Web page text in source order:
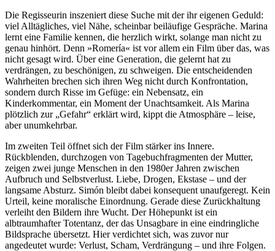
Die Regisseurin inszeniert diese Suche mit der ihr eigenen Geduld:
viel Alltägliches, viel Nähe, scheinbar beiläufige Gespräche. Marina
lernt eine Familie kennen, die herzlich wirkt, solange man nicht zu
genau hinhört. Denn »Romería« ist vor allem ein Film über das, was
nicht gesagt wird. Über eine Generation, die gelernt hat zu
verdrängen, zu beschönigen, zu schweigen. Die entscheidenden
Wahrheiten brechen sich ihren Weg nicht durch Konfrontation,
sondern durch Risse im Gefüge: ein Nebensatz, ein
Kinderkommentar, ein Moment der Unachtsamkeit. Als Marina
plötzlich zur „Gefahr“ erklärt wird, kippt die Atmosphäre – leise,
aber unumkehrbar.
Im zweiten Teil öffnet sich der Film stärker ins Innere.
Rückblenden, durchzogen von Tagebuchfragmenten der Mutter,
zeigen zwei junge Menschen in den 1980er Jahren zwischen
Aufbruch und Selbstverlust. Liebe, Drogen, Ekstase – und der
langsame Absturz. Simón bleibt dabei konsequent unaufgeregt. Kein
Urteil, keine moralische Einordnung. Gerade diese Zurückhaltung
verleiht den Bildern ihre Wucht. Der Höhepunkt ist ein
albtraumhafter Totentanz, der das Unsagbare in eine eindringliche
Bildsprache übersetzt. Hier verdichtet sich, was zuvor nur
angedeutet wurde: Verlust, Scham, Verdrängung – und ihre Folgen.